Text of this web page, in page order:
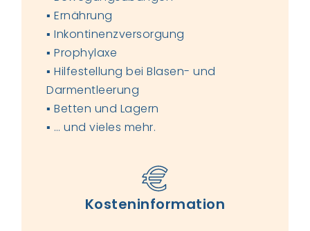
▪ Ernährung
▪ Inkontinenzversorgung
▪ Prophylaxe
▪ Hilfestellung bei Blasen- und
Darmentleerung
▪ Betten und Lagern
▪ … und vieles mehr.
Kosteninformation